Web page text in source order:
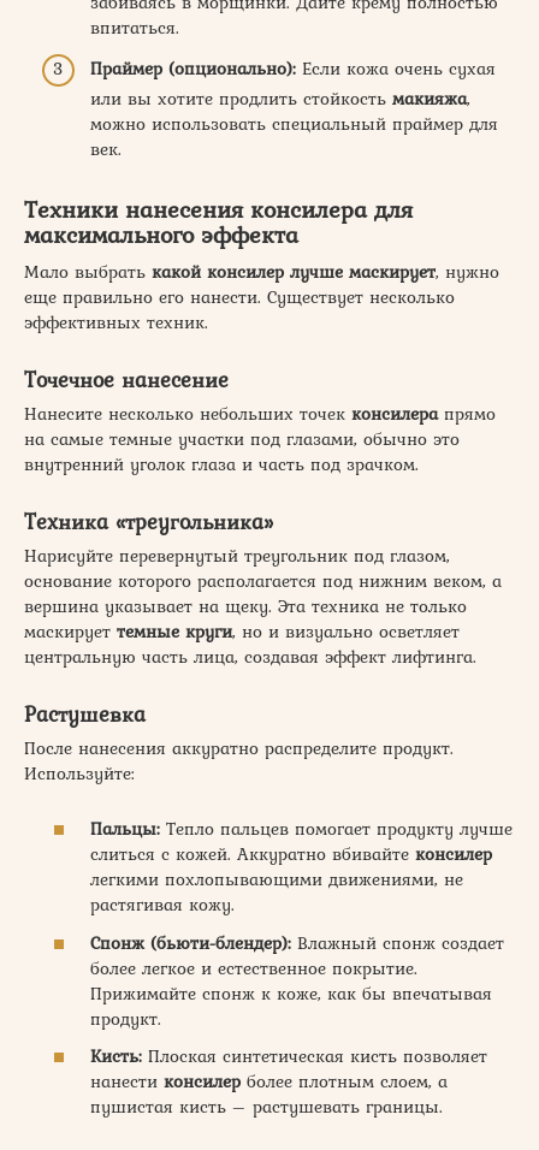
впитаться.
Праймер (опционально): Если кожа очень сухая
или вы хотите продлить стойкость макияжа,
можно использовать специальный праймер для
век.
Техники нанесения консилера для
максимального эффекта
Мало выбрать какой консилер лучше маскирует, нужно
еще правильно его нанести. Существует несколько
эффективных техник.
Точечное нанесение
Нанесите несколько небольших точек консилерапрямо
на самые темные участки под глазами, обычно это
внутренний уголок глаза и часть под зрачком.
Техника «треугольника»
Нарисуйте перевернутый треугольник под глазом,
основание которого располагается под нижним веком, а
вершина указывает на щеку. Эта техника не только
маскирует темные круги, но и визуально осветляет
центральную часть лица, создавая эффект лифтинга.
Растушевка
После нанесения аккуратно распределите продукт.
Используйте:
Пальцы: Тепло пальцев помогает продукту лучше
слиться с кожей. Аккуратно вбивайте консилер
легкими похлопывающими движениями, не
растягивая кожу.
Спонж (бьюти-блендер): Влажный спонж создает
более легкое и естественное покрытие.
Прижимайте спонж к коже, как бы впечатывая
продукт.
Кисть: Плоская синтетическая кисть позволяет
нанести консилер более плотным слоем, а
пушистая кисть – растушевать границы.